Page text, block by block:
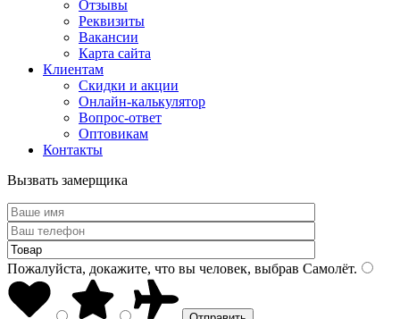
Отзывы
Реквизиты
Вакансии
Карта сайта
Клиентам
Скидки и акции
Онлайн-калькулятор
Вопрос-ответ
Оптовикам
Контакты
Вызвать замерщика
Пожалуйста, докажите, что вы человек, выбрав Самолёт.